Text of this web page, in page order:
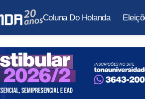
Coluna Do Holanda